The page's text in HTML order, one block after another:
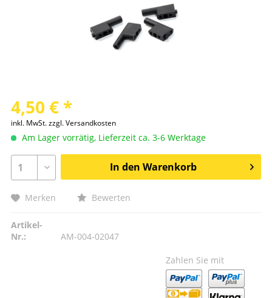
4,50 € *
inkl. MwSt.zzgl. Versandkosten
Am Lager vorrätig, Lieferzeit ca. 3-6 Werktage
In den Warenkorb
Merken Bewerten
Artikel-
Nr.:
AM-004-02047
Zahlen Sie mit